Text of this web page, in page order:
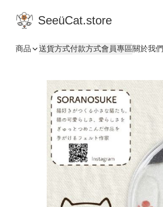
SeeüCat.store
商品 送貨方式付款方式會員專區關於我們